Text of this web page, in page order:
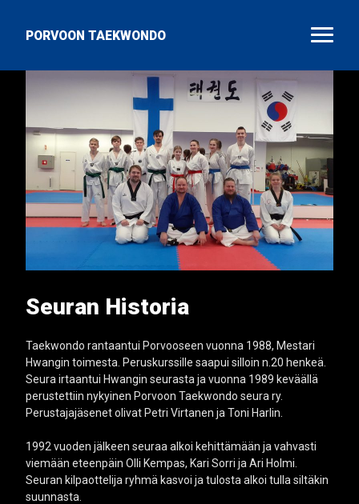
PORVOON TAEKWONDO
Seuran Historia
Taekwondo rantaantui Porvooseen vuonna 1988, Mestari
Hwangin toimesta. Peruskurssille saapui silloin n.20 henkeä.
Seura irtaantui Hwangin seurasta ja vuonna 1989 keväällä
perustettiin nykyinen Porvoon Taekwondo seura ry.
Perustajajäsenet olivat Petri Virtanen ja Toni Harlin.
1992 vuoden jälkeen seuraa alkoi kehittämään ja vahvasti
viemään eteenpäin Olli Kempas, Kari Sorri ja Ari Holmi.
Seuran kilpaottelija ryhmä kasvoi ja tulosta alkoi tulla siltäkin
suunnasta.